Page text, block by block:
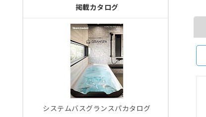
掲載カタログ
システムバスグランスパカタログ